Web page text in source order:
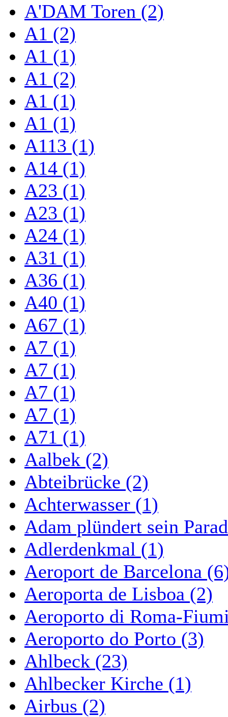
A'DAM Toren (2)
A1 (2)
A1 (1)
A1 (2)
A1 (1)
A1 (1)
A113 (1)
A14 (1)
A23 (1)
A23 (1)
A24 (1)
A31 (1)
A36 (1)
A40 (1)
A67 (1)
A7 (1)
A7 (1)
A7 (1)
A7 (1)
A71 (1)
Aalbek (2)
Abteibrücke (2)
Achterwasser (1)
Adam plündert sein
Adlerdenkmal (1)
Aeroport de Barcelona
Aeroporta de Lisboa (2)
Aeroporto di Roma-
Aeroporto do Porto (3)
Ahlbeck (23)
Ahlbecker Kirche (1)
Airbus (2)